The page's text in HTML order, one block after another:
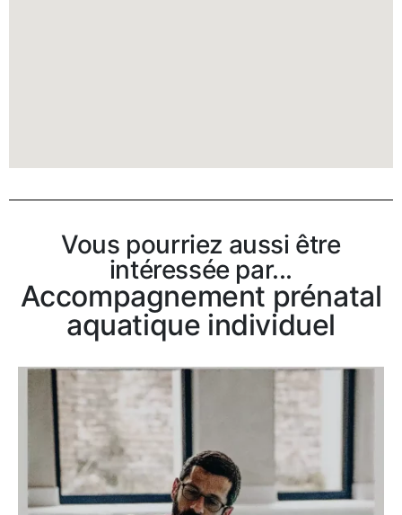
Vous pourriez aussi être
intéressée par...
Accompagnement prénatal
aquatique individuel